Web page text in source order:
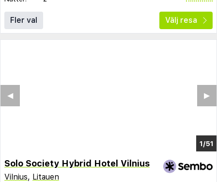
Fler val Välj resa
1/43
▶︎
◀︎
Solo Society Hybrid Hotel Vilnius
Vilnius, Litauen